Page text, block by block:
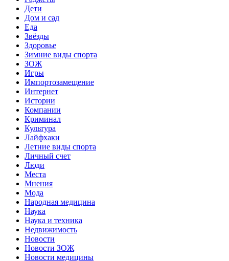
Дети
Дом и сад
Еда
Звёзды
Здоровье
Зимние виды спорта
ЗОЖ
Игры
Импортозамещение
Интернет
Истории
Компании
Криминал
Культура
Лайфхаки
Летние виды спорта
Личный счет
Люди
Места
Мнения
Мода
Народная медицина
Наука
Наука и техника
Недвижимость
Новости
Новости ЗОЖ
Новости медицины